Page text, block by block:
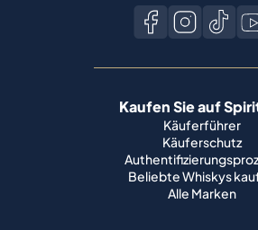
Kaufen Sie auf
Käuferführer
Käuferschutz
Beliebte Whiskys
Alle Marken